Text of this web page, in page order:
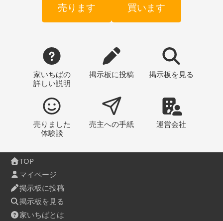
売ります 買います
家いちばの
詳しい説明
掲示板に投稿 掲示板 を見る
売りました
体験談
売主への手紙 運営会社
TOP
マイページ
掲示板に投稿
掲示板を見る
家いちばとは